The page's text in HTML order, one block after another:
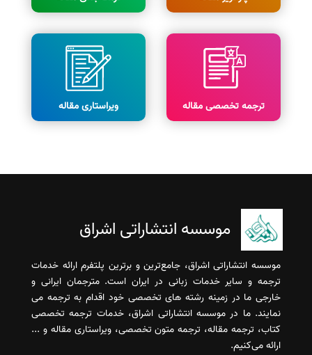
ترجمه تخصصی مقاله ویراستاری مقاله
موسسه انتشاراتی اشراق
موسسه انتشاراتی اشراق، جامع‌ترین و برترین پلتفرم ارائه خدمات
ترجمه و سایر خدمات زبانی در ایران است. مترجمان ایرانی و
خارجی ما در زمینه رشته های تخصصی خود اقدام به ترجمه می
نمایند. ما در موسسه انتشاراتی اشراق، خدمات ترجمه تخصصی
کتاب، ترجمه مقاله، ترجمه متون تخصصی، ویراستاری مقاله و ...
ارائه می‌کنیم.